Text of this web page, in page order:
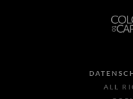
ALL